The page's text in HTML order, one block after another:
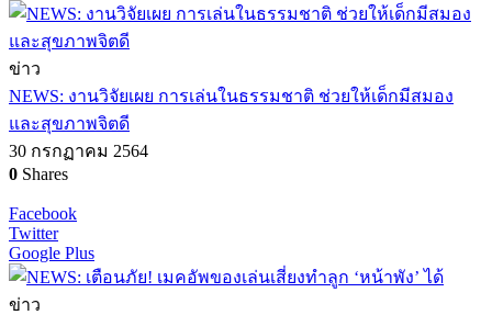
ข่าว
NEWS: งานวิจัยเผย การเล่นในธรรมชาติ ช่วยให้เด็กมีสมอง
และสุขภาพจิตดี
30 กรกฏาคม 2564
0 Shares
Facebook
Twitter
Google Plus
ข่าว